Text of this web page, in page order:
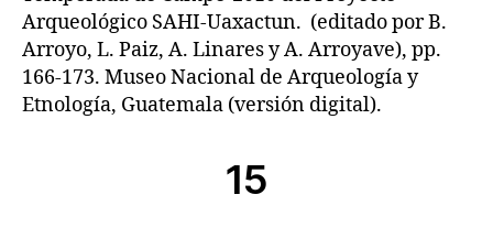
Arqueológico SAHI-Uaxactun. (editado por B.
Arroyo, L. Paiz, A. Linares y A. Arroyave), pp.
166-173. Museo Nacional de Arqueología y
Etnología, Guatemala (versión digital).
15